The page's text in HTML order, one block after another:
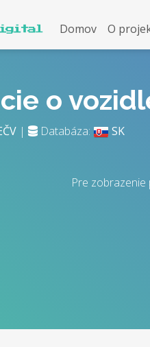
Domov O
o
| Databáza: SK
Pre